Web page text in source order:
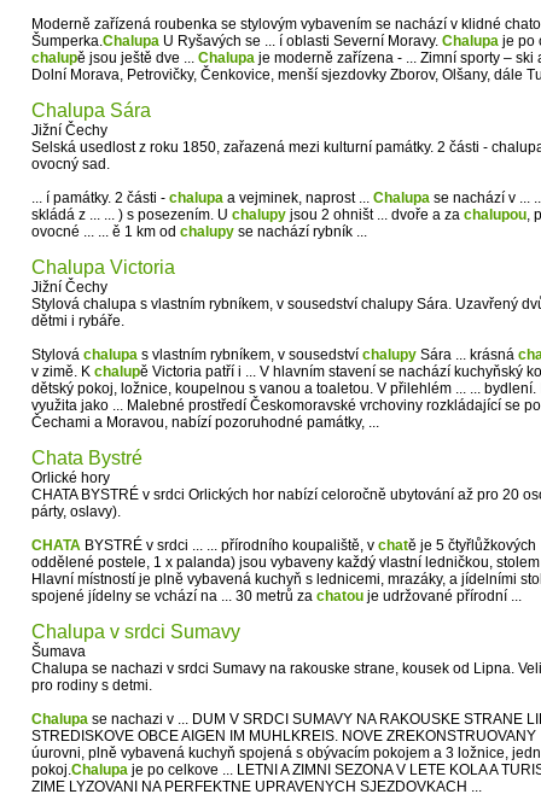
Moderně zařízená roubenka se stylovým vybavením se nachází v klidné
Šumperka.Chalupa U Ryšavých se ... í oblasti Severní Moravy. Chalupa je po
chalupě jsou ještě dve ... Chalupa je moderně zařízena - ... Zimní sporty –
Dolní Morava, Petrovičky, Čenkovice, menší sjezdovky Zborov, Olšany, dále
Chalupa Sára
Jižní Čechy
Selská usedlost z roku 1850, zařazená mezi kulturní památky. 2 části -
ovocný sad.
... í památky. 2 části - chalupa a vejminek, naprost ... Chalupa se nachází v ...
skládá z ... ... ) s posezením. U chalupy jsou 2 ohništ ... dvoře a za chalupou,
ovocné ... ... ě 1 km od chalupy se nachází rybník ...
Chalupa Victoria
Jižní Čechy
Stylová chalupa s vlastním rybníkem, v sousedství chalupy Sára. Uzavřený
dětmi i rybáře.
Stylová chalupa s vlastním rybníkem, v sousedství chalupy Sára ... krásná
v zimě. K chalupě Victoria patří i ... V hlavním stavení se nachází kuchyňský
dětský pokoj, ložnice, koupelnou s vanou a toaletou. V přilehlém ... ...
využita jako ... Malebné prostředí Českomoravské vrchoviny rozkládající se
Čechami a Moravou, nabízí pozoruhodné památky, ...
Chata Bystré
Orlické hory
CHATA BYSTRÉ v srdci Orlických hor nabízí celoročně ubytování až pro 20
párty, oslavy).
CHATA BYSTRÉ v srdci ... ... přírodního koupaliště, v chatě je 5 čtyřlůžkových
oddělené postele, 1 x palanda) jsou vybaveny každý vlastní ledničkou,
Hlavní místností je plně vybavená kuchyň s lednicemi, mrazáky, a jídelními
spojené jídelny se vchází na ... 30 metrů za chatou je udržované přírodní ...
Chalupa v srdci Sumavy
Šumava
Chalupa se nachazi v srdci Sumavy na rakouske strane, kousek od Lipna.
pro rodiny s detmi.
Chalupa se nachazi v ... DUM V SRDCI SUMAVY NA RAKOUSKE STRANE
STREDISKOVE OBCE AIGEN IM MUHLKREIS. NOVE
úurovni, plně vybavená kuchyň spojená s obývacím pokojem a 3 ložnice,
pokoj.Chalupa je po celkove ... LETNI A ZIMNI SEZONA V LETE KOLA A
ZIME LYZOVANI NA PERFEKTNE UPRAVENYCH SJEZDOVKACH ...